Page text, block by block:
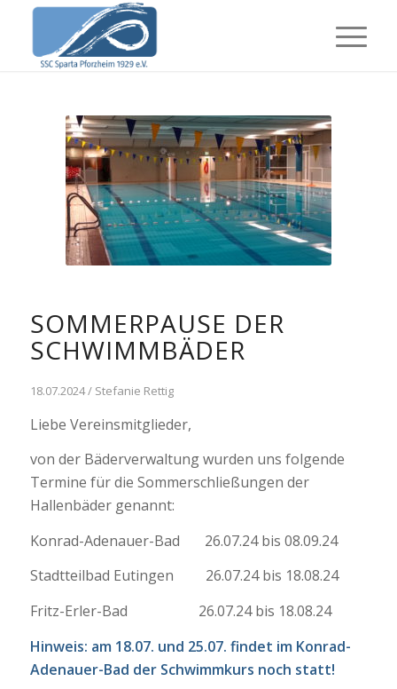
SOMMERPAUSE DER
SCHWIMMBÄDER
18.07.2024 / Stefanie Rettig
Liebe Vereinsmitglieder,
von der Bäderverwaltung wurden uns folgende
Termine für die Sommerschließungen der
Hallenbäder genannt:
Konrad-Adenauer-Bad 26.07.24 bis 08.09.24
Stadtteilbad Eutingen 26.07.24 bis 18.08.24
Fritz-Erler-Bad 26.07.24 bis 18.08.24
Hinweis: am 18.07. und 25.07. findet im Konrad-
Adenauer-Bad der Schwimmkurs noch statt!